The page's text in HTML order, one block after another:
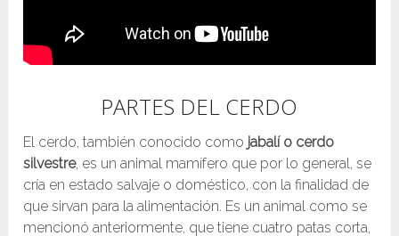
PARTES DEL CERDO
El cerdo, también conocido como jabalí o cerdo
silvestre, es un animal mamífero que por lo general, se
cría en estado salvaje o doméstico, con la finalidad de
que sirvan para la alimentación. Es un animal como se
mencionó anteriormente, que tiene cuatro patas corta,